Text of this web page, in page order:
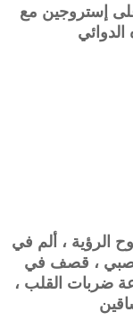
إستروجين مع
الدوائي
الرؤية ، ألم في
عصبي ، قصف في
ضربات القلب ،